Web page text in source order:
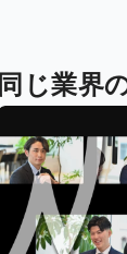
同じ業界